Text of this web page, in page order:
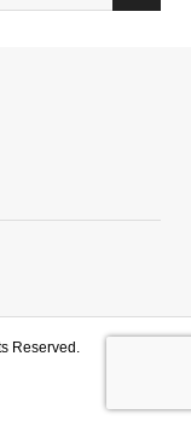
Reserved.
LINE友達登録